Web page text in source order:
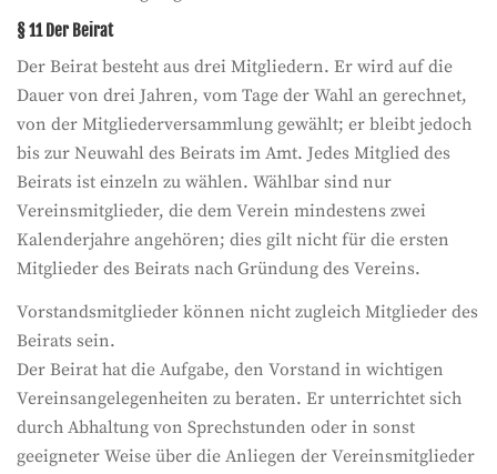
§ 11 Der Beirat
Der Beirat besteht aus drei Mitgliedern. Er wird auf die
Dauer von drei Jahren, vom Tage der Wahl an gerechnet,
von der Mitgliederversammlung gewählt; er bleibt jedoch
bis zur Neuwahl des Beirats im Amt. Jedes Mitglied des
Beirats ist einzeln zu wählen. Wählbar sind nur
Vereinsmitglieder, die dem Verein mindestens zwei
Kalenderjahre angehören; dies gilt nicht für die ersten
Mitglieder des Beirats nach Gründung des Vereins.
Vorstandsmitglieder können nicht zugleich Mitglieder des
Beirats sein.
Der Beirat hat die Aufgabe, den Vorstand in wichtigen
Vereinsangelegenheiten zu beraten. Er unterrichtet sich
durch Abhaltung von Sprechstunden oder in sonst
geeigneter Weise über die Anliegen der Vereinsmitglieder